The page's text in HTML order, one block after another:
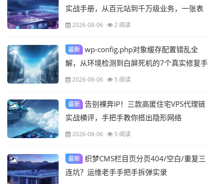
实战手册，从百元站到千万级业务，一张表
看清谁在裸泳
2026-08-06 2 阅读
最新 wp-config.php对象缓存配置错乱全
解，从环境检测到白屏死机的7个真实修复手
记2026-08-06 5 阅读
最新
告别裸奔IP！三款高匿住宅VPS代理链
实战横评，手把手教你搭出隐形网络
2026-08-06 5 阅读
最新 织梦CMS栏目页分页404/空白/重复三
连坑？运维老手手把手拆弹实录